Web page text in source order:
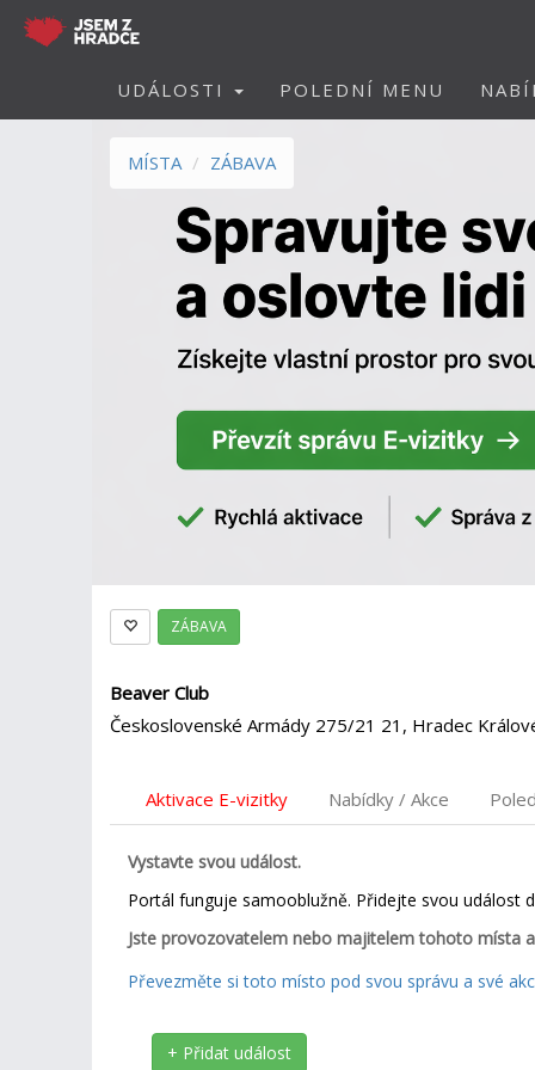
UDÁLOSTI POLEDNÍ MENU
MÍSTA ZÁBAVA
ZÁBAVA
Beaver Club
Československé Armády 275/21 21, Hradec
Aktivace E-vizitky Nabídky / Akce
Vystavte svou událost.
Portál funguje samooblužně. Přidejte svou událost
Jste provozovatelem nebo majitelem tohoto místa
Převezměte si toto místo pod svou správu a své
+ Přidat událost